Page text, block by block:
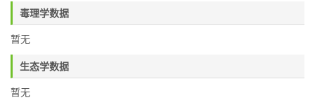
毒理学数据
暂无
生态学数据
暂无